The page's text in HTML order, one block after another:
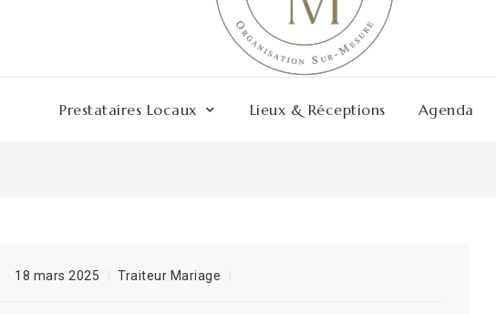
Prestataires Locaux Lieux & Réceptions Agenda
18 mars 2025 Traiteur Mariage